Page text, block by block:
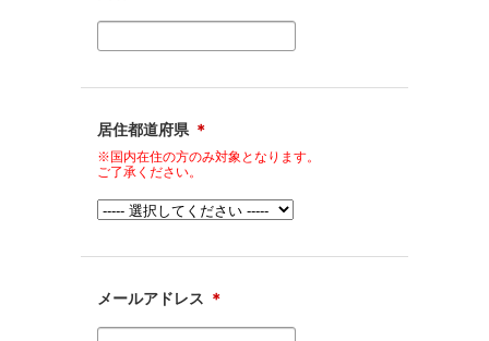
居住都道府県 ＊
※国内在住の方のみ対象となります。
ご了承ください。
メールアドレス ＊